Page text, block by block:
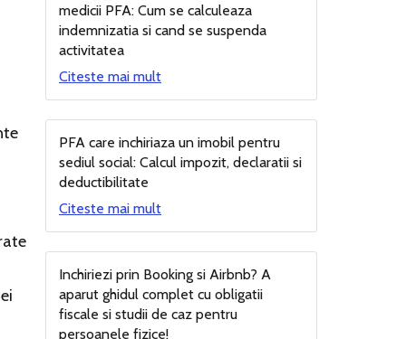
medicii PFA: Cum se calculeaza
indemnizatia si cand se suspenda
activitatea
Citeste mai mult
PFA care inchiriaza un imobil pentru
sediul social: Calcul impozit, declaratii si
deductibilitate
Citeste mai mult
Inchiriezi prin Booking si Airbnb? A
aparut ghidul complet cu obligatii
fiscale si studii de caz pentru
persoanele fizice!